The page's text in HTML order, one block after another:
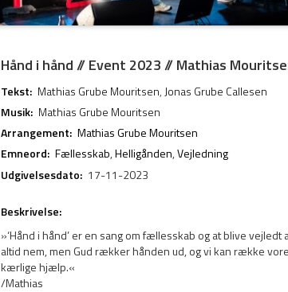
Hånd i hånd // Event 2023 // Mathias
Tekst: Mathias Grube Mouritsen, Jonas Grube Callesen
Musik: Mathias Grube Mouritsen
Arrangement: Mathias Grube Mouritsen
Emneord: Fællesskab,Helligånden,Vejledning
Udgivelsesdato: 17-11-2023
Beskrivelse:
»‘Hånd i hånd’ er en sang om fællesskab og at blive vejledt
altid nem, men Gud rækker hånden ud, og vi kan række
kærlige hjælp.«
/Mathias